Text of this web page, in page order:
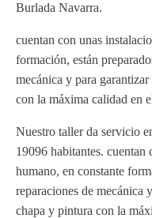
Burlada Navarra.
cuentan con unas
formación, están
mecánica y para
con la máxima calidad en
Nuestro taller da servicio
19096 habitantes. cuentan
humano, en constante
reparaciones de mecánica
chapa y pintura con la